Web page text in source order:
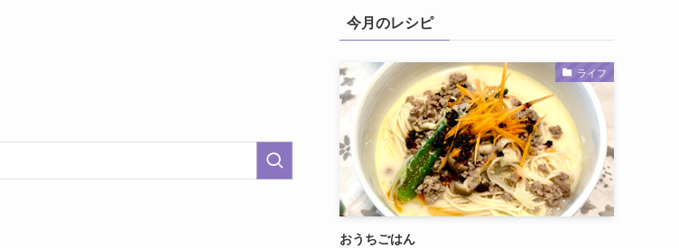
今月のレシピ
ライフ
おうちごはん